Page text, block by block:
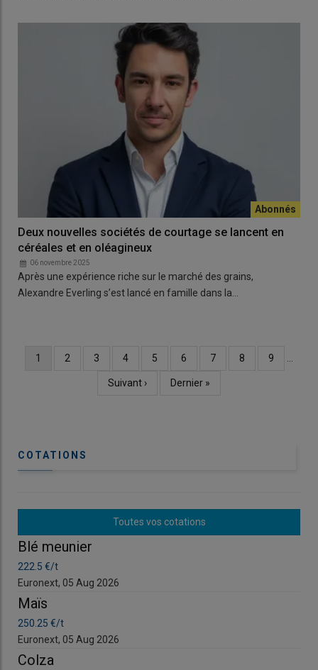
Deux nouvelles sociétés de courtage se lancent en
céréales et en oléagineux
06 novembre 2025
Après une expérience riche sur le marché des grains,
Alexandre Everling s’est lancé en famille dans la…
Page
1 Page
2 Page
3 Page
4 Page
5 Page
6 Page
7 Page
8 Page
9
Page
Suivant ›
Dernière
Dernier »
COTATIONS
Toutes vos cotations
Blé meunier
222.5 €/t
Euronext, 05 Aug 2026
Maïs
250.25 €/t
Euronext, 05 Aug 2026
Colza